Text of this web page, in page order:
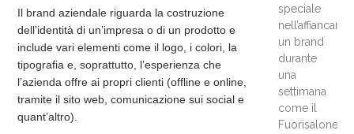
Il brand aziendale riguarda lacostruzione
dell’identità di un’impresa o di un prodotto e
include vari elementi come il logo, i colori, la
tipografia e, soprattutto, l’esperienza che
l’azienda offre ai propri clienti (offline e online,
tramite il sito web, comunicazione sui social e
quant’altro).
speciale
nell’affiancare
un brand
durante
una
settimana
come il
Fuorisalone.